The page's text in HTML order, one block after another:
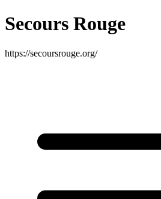
Secours Rouge
https://secoursrouge.org/